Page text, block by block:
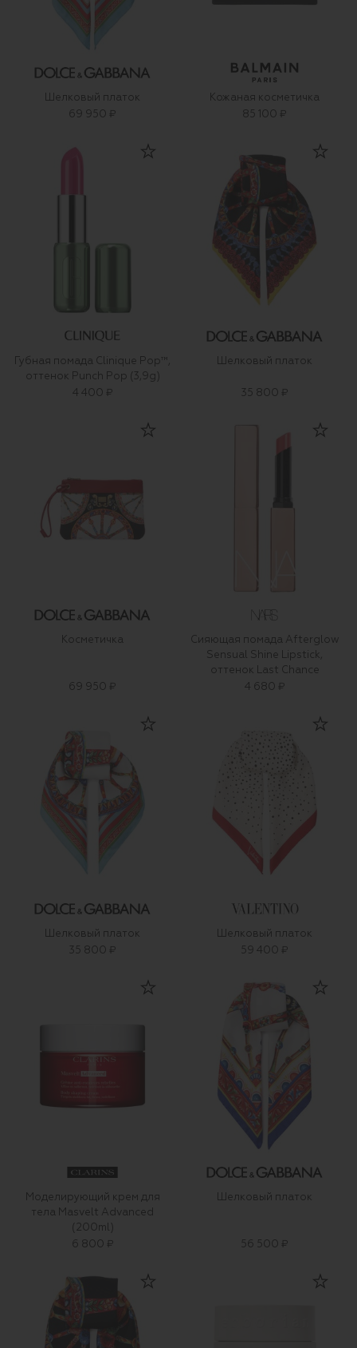
Шелковый платок
69 950 ₽
Кожаная косметичка
85 100 ₽
Губная помада Clinique Pop™,
оттенок Punch Pop (3,9g)
4 400 ₽
Шелковый платок
35 800 ₽
Косметичка
69 950 ₽
Сияющая помада Afterglow
Sensual Shine Lipstick,
оттенок Last Chance
4 680 ₽
Шелковый платок
35 800 ₽
Шелковый платок
59 400 ₽
Моделирующий крем для
тела Masvelt Advanced
(200ml)
6 800 ₽
Шелковый платок
56 500 ₽